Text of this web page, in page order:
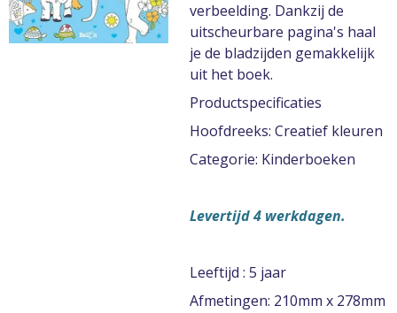
verbeelding. Dankzij de
uitscheurbare pagina's haal
je de bladzijden gemakkelijk
uit het boek.
Productspecificaties
Hoofdreeks: Creatief kleuren
Categorie: Kinderboeken
Levertijd 4 werkdagen.
Leeftijd : 5 jaar
Afmetingen: 210mm x 278mm